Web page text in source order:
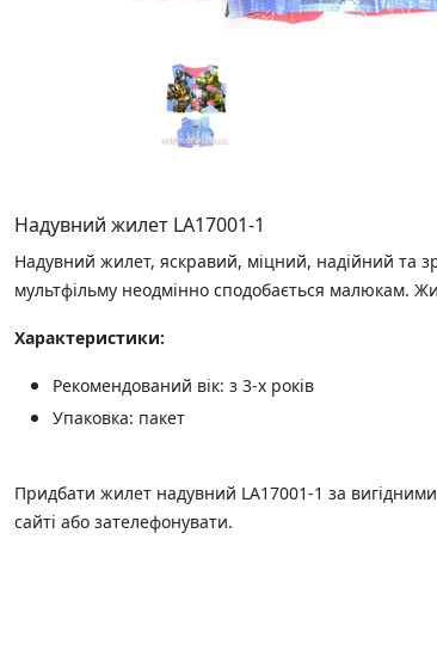
Надувний жилет LA17001-1
Надувний жилет, яскравий, міцний, надійний та
мультфільму неодмінно сподобається малюкам.
Характеристики:
Рекомендований вік: з 3-х років
Упаковка: пакет
Придбати жилет надувний LA17001-1 за
сайті або зателефонувати.